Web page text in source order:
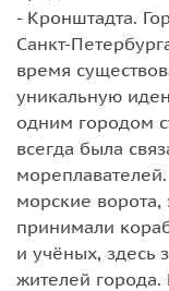
- Кронштадта.
Санкт-
время
уникальную
одним городом
всегда была
морские ворота,
принимали
и учёных, здесь
жителей города.